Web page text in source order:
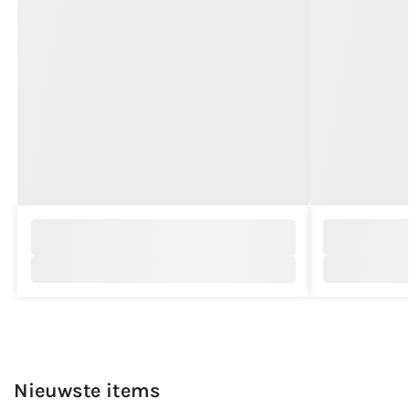
Nieuwste items